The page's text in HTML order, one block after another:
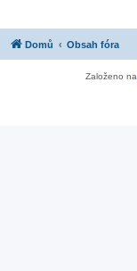
Domů Obsah fóra
Založeno na